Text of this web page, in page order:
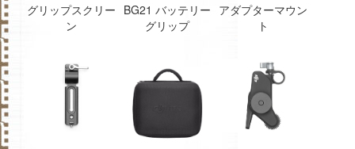
グリップスクリー
ン
BG21 バッテリー
グリップ
アダプターマウン
ト